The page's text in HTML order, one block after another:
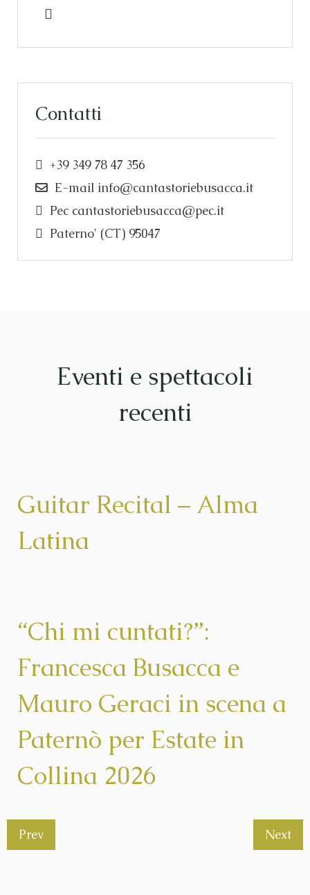
Contatti
+39 349 78 47 356
E-mail info@cantastoriebusacca.it
Pec cantastoriebusacca@pec.it
Paterno' (CT) 95047
Eventi e spettacoli
recenti
Guitar Recital – Alma
Latina
“Chi mi cuntati?”:
Francesca Busacca e
Mauro Geraci in scena a
Paternò per Estate in
Collina 2026
Prev Next